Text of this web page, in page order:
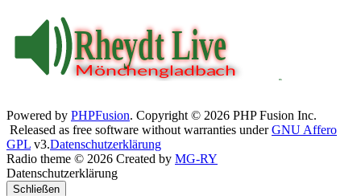
Powered by PHPFusion. Copyright © 2026 PHP Fusion Inc.
Released as free software without warranties underGNU Affero
GPL v3.Datenschutzerklärung
Radio theme © 2026 Created by MG-RY
Datenschutzerklärung
Schließen